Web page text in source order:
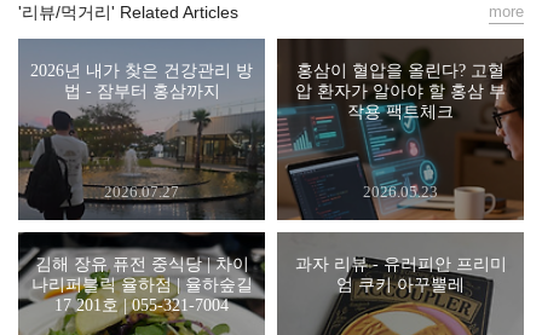
'리뷰/먹거리' Related Articles
2026년 내가 찾은 건강관리 방
법 - 잠부터 홍삼까지
2026.07.27
홍삼이 혈압을 올린다? 고혈
압 환자가 알아야 할 홍삼 부
작용 팩트체크
2026.05.23
김해 장유 퓨전 중식당 | 차이
나리퍼블릭 율하점 | 율하숲길
17 201호 | 055-321-7004
과자 리뷰 - 유러피안 프리미
엄 쿠키 아꾸뿔레
more